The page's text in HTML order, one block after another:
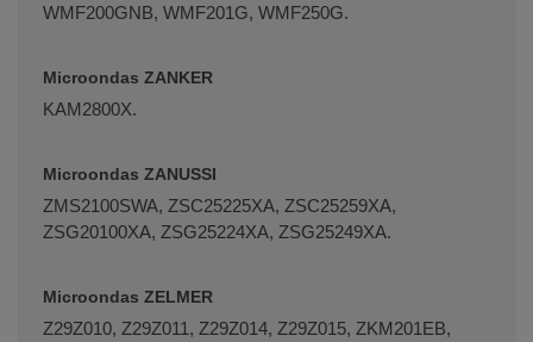
WMF200GNB, WMF201G, WMF250G.
Microondas ZANKER
KAM2800X.
Microondas ZANUSSI
ZMS2100SWA, ZSC25225XA, ZSC25259XA,
ZSG20100XA, ZSG25224XA, ZSG25249XA.
Microondas ZELMER
Z29Z010, Z29Z011, Z29Z014, Z29Z015, ZKM201EB,